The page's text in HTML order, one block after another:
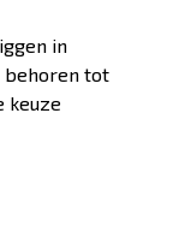
in
behoren tot
keuze